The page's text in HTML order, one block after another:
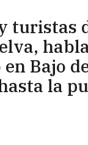
turistas
Bajo
la